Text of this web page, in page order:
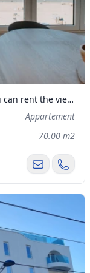
De Haan. You cannot buy the sea but you can rent the view. Appten met prachtig zeezicht.
Appartement
70.00 m2